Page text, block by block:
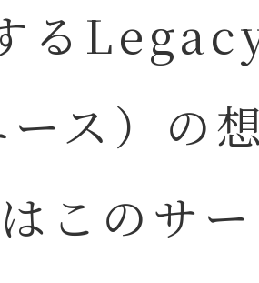
る
ス）の
このサ